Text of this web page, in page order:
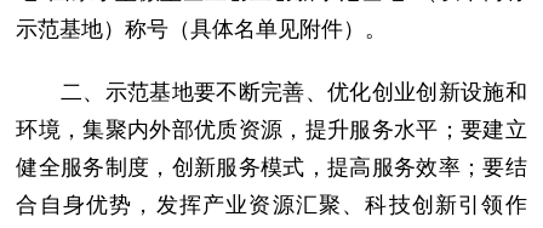
示范基地）称号（具体名单见附件）。
二、示范基地要不断完善、优化创业创新设施和
环境，集聚内外部优质资源，提升服务水平；要建立
健全服务制度，创新服务模式，提高服务效率；要结
合自身优势，发挥产业资源汇聚、科技创新引领作